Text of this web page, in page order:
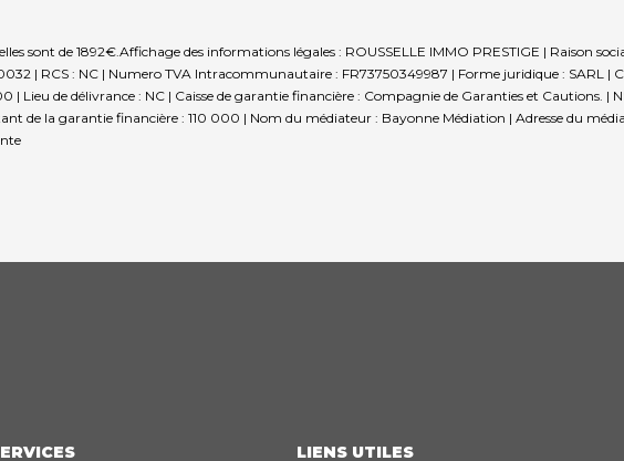
sont de 1892€.Affichage des informations légales : ROUSSELLE IMMO PRESTIGE | Raison
| RCS : NC | Numero TVA Intracommunautaire : FR73750349987 | Forme juridique : SARL |
de délivrance : NC | Caisse de garantie financière : Compagnie de Garanties et Cautions. | N°
de la garantie financière : 110 000 | Nom du médiateur : Bayonne Médiation | Adresse du
LIENS UTILES